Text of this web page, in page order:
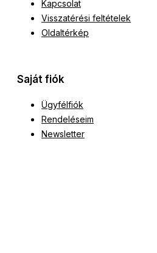
Kapcsolat
Visszatérési feltételek
Oldaltérkép
Saját fiók
Ügyfélfiók
Rendeléseim
Newsletter